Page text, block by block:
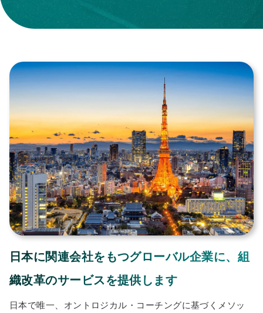
日本に関連会社をもつグローバル企業に、組
織改革のサービスを提供します
日本で唯一、オントロジカル・コーチングに基づくメソッ